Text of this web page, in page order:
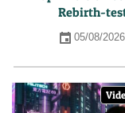
Rebirth-
05/08/2026